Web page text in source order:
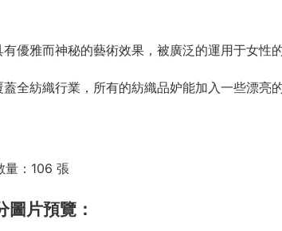
優雅而神秘的藝術效果，被廣泛的運用于女性的
全紡織行業，所有的紡織品妒能加入一些漂亮的
量：106 張
片預覽：